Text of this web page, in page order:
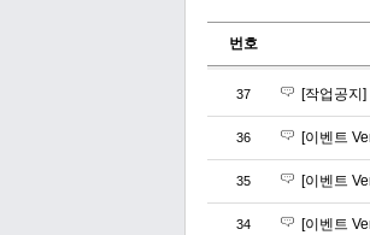
번호
37 [작업공지
36 [이벤트
35 [이벤트
34 [이벤트